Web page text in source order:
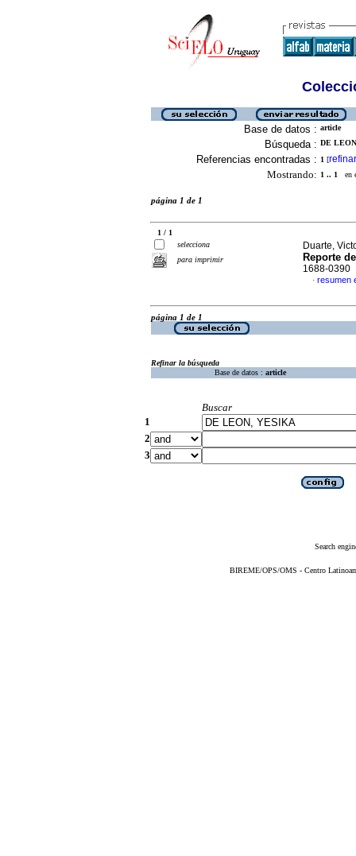
Base de datos : article
Búsqueda : DE
Referencias encontradas : 1 [refinar
Mostrando: 1 .. 1 en
página 1 de 1
1 / 1
selecciona
para imprimir
Duarte,
Reporte
1688-0390
· resumen
página 1 de 1
Refinar la búsqueda
Base de datos : article
Buscar
1
2
3
Search
BIREME/OPS/OMS - Centro